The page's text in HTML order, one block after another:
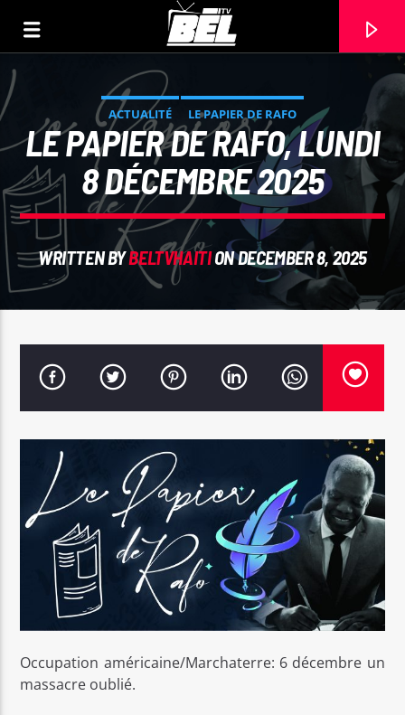
TITLE
ARTIST
Bel Tv Radio
ACTUALITÉ LE PAPIER DE RAFO
LE PAPIER DE RAFO, LUNDI
8 DÉCEMBRE 2025
WRITTEN BYBELTVHAITION DECEMBER 8, 2025
Occupation américaine/Marchaterre: 6 décembre un
massacre oublié.